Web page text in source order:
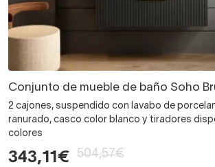
Conjunto de mueble de baño Soho
2 cajones, suspendido con lavabo de
ranurado, casco color blanco y tiradores
colores
343,11€ 504,57€